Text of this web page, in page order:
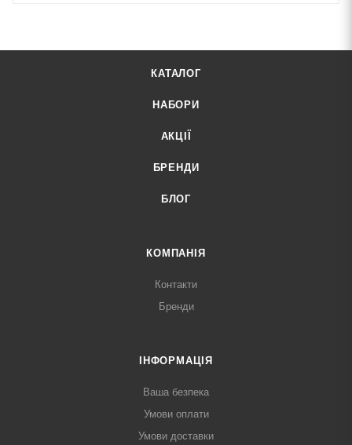
КАТАЛОГ
НАБОРИ
АКЦІЇ
БРЕНДИ
БЛОГ
КОМПАНІЯ
Контакти
Бренди
ІНФОРМАЦІЯ
Ваша безпека
Умови оплати
Умови доставки